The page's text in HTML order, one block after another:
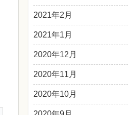
2021年2月
2021年1月
2020年12月
2020年11月
2020年10月